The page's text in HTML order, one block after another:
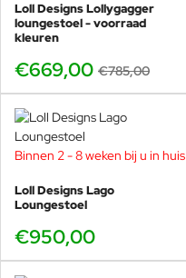
Loll Designs Lollygagger
loungestoel - voorraad
kleuren
€669,00 €785,00
Binnen 2 - 8 weken bij u in huis
Loll Designs Lago
Loungestoel
€950,00